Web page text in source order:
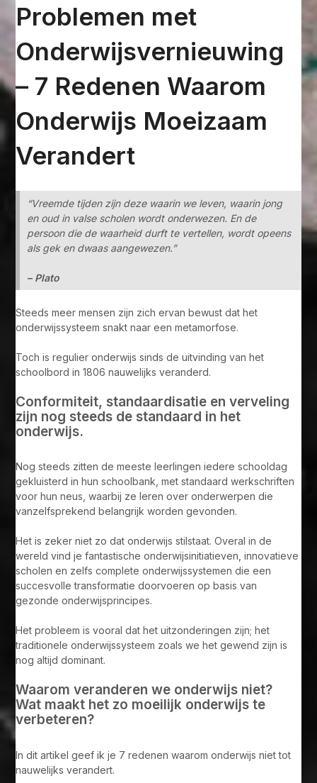
Problemen met
Onderwijsvernieuwing
– 7 Redenen Waarom
Onderwijs Moeizaam
Verandert
“Vreemde tijden zijn deze waarin we leven, waarin jong
en oud in valse scholen wordt onderwezen. En de
persoon die de waarheid durft te vertellen, wordt opeens
als gek en dwaas aangewezen.”
– Plato
Steeds meer mensen zijn zich ervan bewust dat het
onderwijssysteem snakt naar een metamorfose.
Toch is regulier onderwijs sinds de uitvinding van het
schoolbord in 1806 nauwelijks veranderd.
Conformiteit, standaardisatie en verveling
zijn nog steeds de standaard in het
onderwijs.
Nog steeds zitten de meeste leerlingen iedere schooldag
gekluisterd in hun schoolbank, met standaard werkschriften
voor hun neus, waarbij ze leren over onderwerpen die
vanzelfsprekend belangrijk worden gevonden.
Het is zeker niet zo dat onderwijs stilstaat. Overal in de
wereld vind je fantastische onderwijsinitiatieven, innovatieve
scholen en zelfs complete onderwijssystemen die een
succesvolle transformatie doorvoeren op basis van
gezonde onderwijsprincipes.
Het probleem is vooral dat het uitzonderingen zijn; het
traditionele onderwijssysteem zoals we het gewend zijn is
nog altijd dominant.
Waarom veranderen we onderwijs niet?
Wat maakt het zo moeilijk onderwijs te
verbeteren?
In dit artikel geef ik je 7 redenen waarom onderwijs niet tot
nauwelijks verandert.